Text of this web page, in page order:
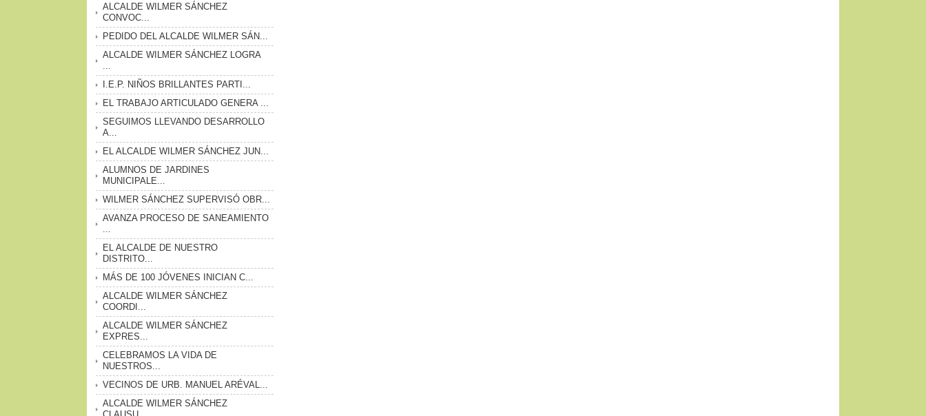
ALCALDE WILMER SÁNCHEZ
CONVOC...
PEDIDO DEL ALCALDE WILMER SÁN...
ALCALDE WILMER SÁNCHEZ LOGRA
I.E.P. NIÑOS BRILLANTES PARTI...
EL TRABAJO ARTICULADO GENERA ...
SEGUIMOS LLEVANDO DESARROLLO
A...
EL ALCALDE WILMER SÁNCHEZ JUN...
ALUMNOS DE JARDINES
MUNICIPALE...
WILMER SÁNCHEZ SUPERVISÓ OBR...
AVANZA PROCESO DE SANEAMIENTO
EL ALCALDE DE NUESTRO
DISTRITO...
MÁS DE 100 JÓVENES INICIAN C...
ALCALDE WILMER SÁNCHEZ
COORDI...
ALCALDE WILMER SÁNCHEZ
EXPRES...
CELEBRAMOS LA VIDA DE
NUESTROS...
VECINOS DE URB. MANUEL ARÉVAL...
ALCALDE WILMER SÁNCHEZ